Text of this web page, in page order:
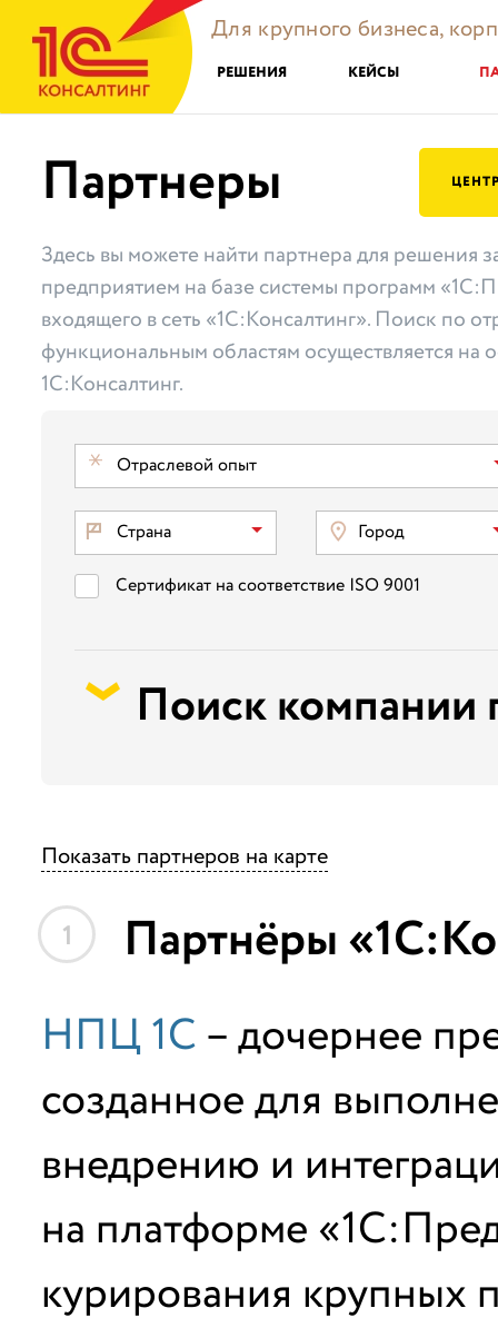
Для крупного бизнеса,
РЕШЕНИЯ КЕЙСЫ
Партнеры
Здесь вы можете найти партнера для решения
предприятием на базе системы программ
входящего в сеть «1С:Консалтинг». Поиск по
функциональным областям осуществляется на
1С:Консалтинг.
Отраслевой опыт
Страна Город
Сертификат на соответствие ISO 9001
Поиск компании
Показать партнеров на карте
1 Партнёры
НПЦ 1С– дочернее
созданное для
внедрению и
на платформе
курирования крупных